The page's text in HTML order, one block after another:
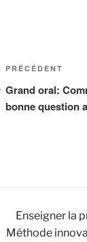
Navigation
de
l’article
Article
précédent
PRÉCÉDENT
Grand oral:
bonne question
Enseigner la
Méthode